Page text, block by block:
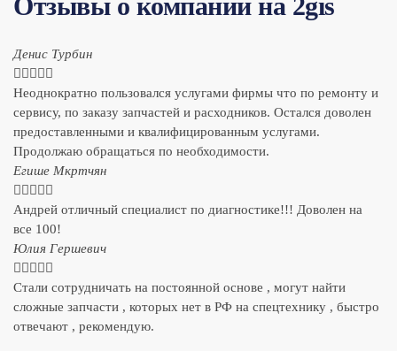
Отзывы о компании на 2gis
Денис Турбин
    
Неоднократно пользовался услугами фирмы что по ремонту и
сервису, по заказу запчастей и расходников. Остался доволен
предоставленными и квалифицированным услугами.
Продолжаю обращаться по необходимости.
​Егише Мкртчян
    
Андрей отличный специалист по диагностике!!! Доволен на
все 100!
​Юлия Гершевич
    
Стали сотрудничать на постоянной основе , могут найти
сложные запчасти , которых нет в РФ на спецтехнику , быстро
отвечают , рекомендую.